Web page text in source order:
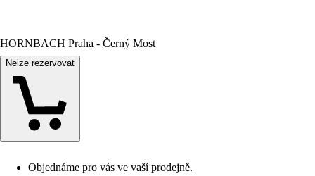
HORNBACH Praha - Černý Most
Nelze rezervovat
Objednáme pro vás ve vaší prodejně.